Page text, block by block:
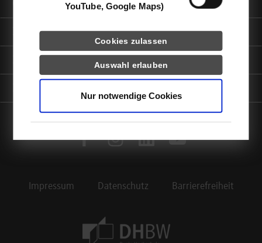
YouTube, Google Maps)
Cookies zulassen
Auswahl erlauben
Nur notwendige Cookies
Informationen für
Portale
facebookinstagramlinkedinyoutube
Impressum Datenschutz Barrierefreiheit